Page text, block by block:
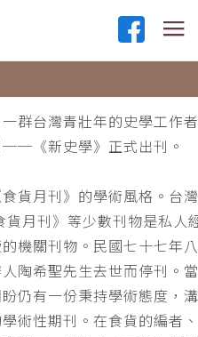
群台灣青壯年的史學工作
──《新史學》正式出刊。
食貨月刊》的學術風格。台
貨月刊》等少數刊物是私人
機關刊物。民國七十七年
人陶希聖先生去世而停刊。
仍有一份秉持學術態度，
術性期刊。在食貨的編者